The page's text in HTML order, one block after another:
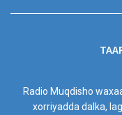
Radio Muqdisho
xorriyadda dalka,